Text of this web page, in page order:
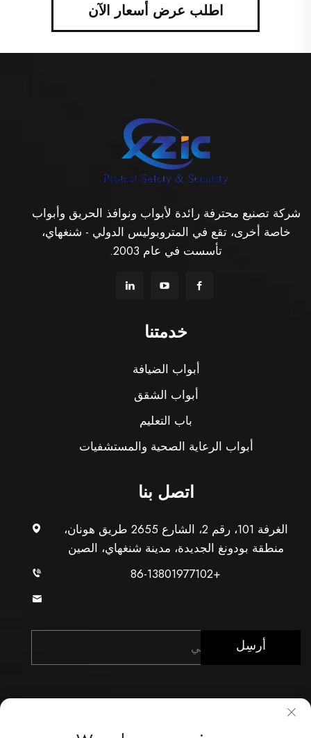
اطلب عرض أسعار الآن
شركة تصنيع محترفة رائدة لأبواب ونوافذ الحريق وأبواب
خاصة أخرى، تقع في المتروبوليس الدولي - شنغهاي،
تأسست في عام 2003.
خدمتنا
أبواب الضيافة
أبواب الشقق
باب التعليم
أبواب الرعاية الصحية والمستشفيات
اتصل بنا
الغرفة 101، رقم 2، الشارع 2655 طريق هونان،
منطقة بودونغ الجديدة، مدينة شنغهاي، الصين
+86-13801977102
أرسِل